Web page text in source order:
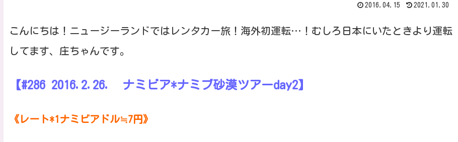
2016.04.15 2021.01.30
こんにちは！ニュージーランドではレンタカー旅！海外初運転…！むしろ日本にいたときより運転
してます、庄ちゃんです。
【#286 2016.2.26. ナミビア*ナミブ砂漠ツアーday2】
《レート*1ナミビアドル≒7円》